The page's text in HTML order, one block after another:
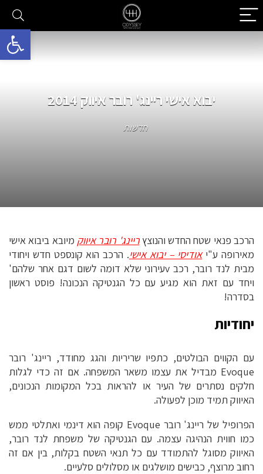
פתח
יבוא אישי ריינג' רובר איווק 2014
חדשות
הרכב פנאי שטח החדש והנוצץריינג' רובר איווק מיובא ביבוא אישי
מאירופה ע"יאודיסי – יבוא אישי. הרכב הוא קונספט חדש ויחודי
מבית לנד רובר, רכב vעירוני שלא דומה לשום דגם אחר שלהם'
ויחד עם זאת הוא מגיע עם כל הגנטיקה הנכונה! פוסט ראשון
בסדרה!
יחודיות
עם הקווים הבולטים, כתפיו שריריות והגג מחודד, ריינג' רובר
Evoque מבדיל את עצמו משאר המשפחה. אם זה כדי לגלות
חלקים נסתרים של העיר או להראות בכל המקומות הנכונים,
האיווק תמיד מוכן לפעולה.
הפרופיל של ריינג' רובר Evoque קופה הוא דינמי ואתלטי ממש
כמו חווית הנהיגה עצמה. עם הגנטיקה של משפחת לנד רובר,
האיווק מסוגל להתמודד עם כל תנאי השטח בקלות, בין אם זה
רחוב מרוצף, כבישים מושלגים או מסלולים סלעיים.